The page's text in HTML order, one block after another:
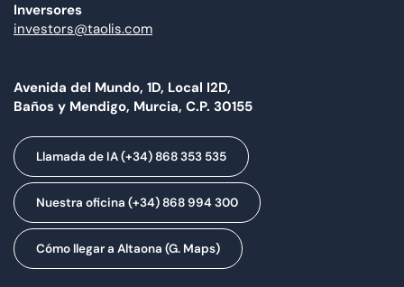
Inversores
investors@taolis.com
Avenida del Mundo, 1D, Local I2D,
Baños y Mendigo, Murcia, C.P. 30155
Llamada de IA (+34) 868 353 535
Nuestra oficina (+34) 868 994 300
Cómo llegar a Altaona (G. Maps)